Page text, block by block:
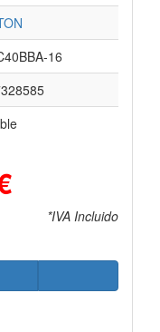
16
*IVA Incluido